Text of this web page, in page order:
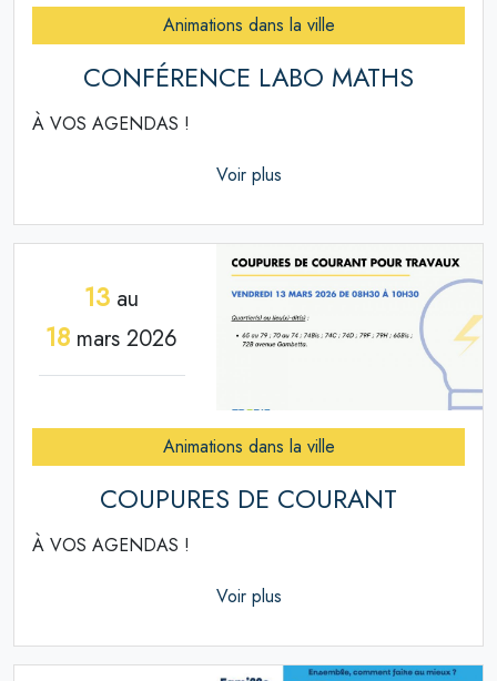
Animations dans la ville
CONFÉRENCE LABO MATHS
À VOS AGENDAS !
Voir plus
13 au
18 mars 2026
Animations dans la ville
COUPURES DE COURANT
À VOS AGENDAS !
Voir plus